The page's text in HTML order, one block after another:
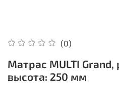
(0)
Матрас MULTI
высота: 250 мм